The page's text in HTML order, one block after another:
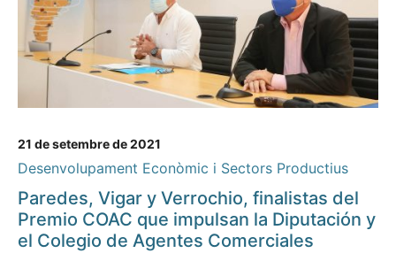
21 de setembre de 2021
Desenvolupament Econòmic i Sectors Productius
Paredes, Vigar y Verrochio, finalistas del
Premio COAC que impulsan la Diputación y
el Colegio de Agentes Comerciales